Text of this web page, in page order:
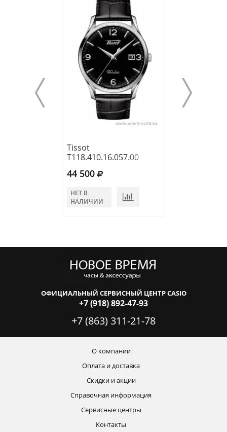
Tissot
T118.410.16.057.00
44 500
НЕТ В
НАЛИЧИИ
ОФИЦИАЛЬНЫЙ СЕРВИСНЫЙ ЦЕНТР CASIO
+7 (918) 892-47-93
+7 (863) 311-21-78
О компании
Оплата и доставка
Скидки и акции
Справочная информация
Сервисные центры
Контакты